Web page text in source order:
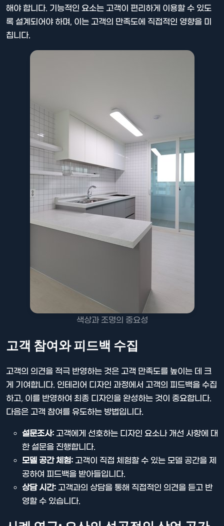
해야 합니다. 기능적인 요소는 고객이 편리하게 이용할 수 있도
록 설계되어야 하며, 이는 고객의 만족도에 직접적인 영향을 미
칩니다.
색상과 조명의 중요성
고객 참여와 피드백 수집
고객의 의견을 적극 반영하는 것은 고객 만족도를 높이는 데 크
게 기여합니다. 인테리어 디자인 과정에서 고객의 피드백을 수집
하고, 이를 반영하여 최종 디자인을 완성하는 것이 중요합니다.
다음은 고객 참여를 유도하는 방법입니다.
설문조사: 고객에게 선호하는 디자인 요소나 개선 사항에 대
한 설문을 진행합니다.
모델 공간 체험: 고객이 직접 체험할 수 있는 모델 공간을 제
공하여 피드백을 받아들입니다.
상담 시간: 고객과의 상담을 통해 직접적인 의견을 듣고 반
영할 수 있습니다.